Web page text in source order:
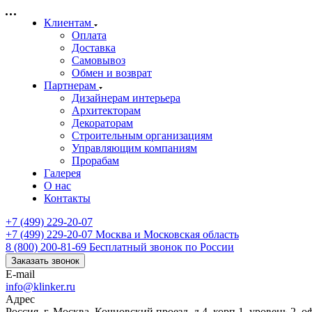
Клиентам
Оплата
Доставка
Самовывоз
Обмен и возврат
Партнерам
Дизайнерам интерьера
Архитекторам
Декораторам
Строительным организациям
Управляющим компаниям
Прорабам
Галерея
О нас
Контакты
+7 (499) 229-20-07
+7 (499) 229-20-07 Москва и Московская область
8 (800) 200-81-69 Бесплатный звонок по России
Заказать звонок
E-mail
info@klinker.ru
Адрес